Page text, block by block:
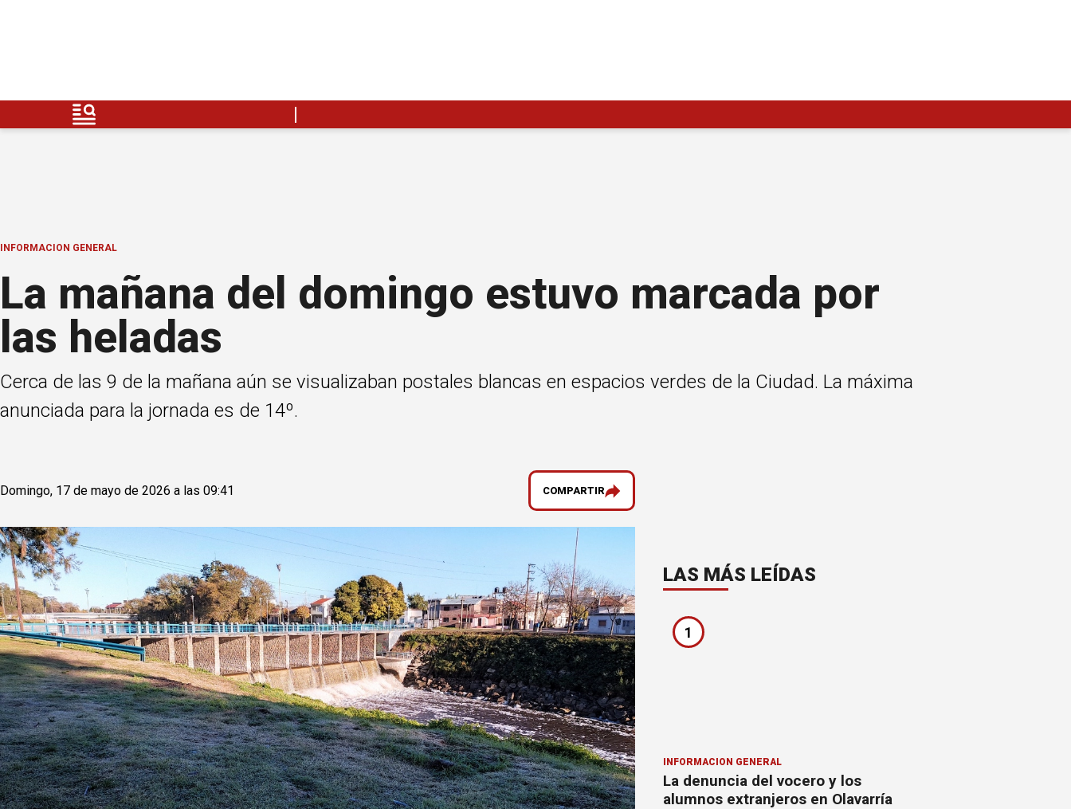
INFORMACION GENERAL
La mañana del domingo estuvo marcada por
las heladas
Cerca de las 9 de la mañana aún se visualizaban postales blancas en espacios verdes de la Ciudad. La máxima
anunciada para la jornada es de 14º.
Domingo, 17 de mayo de 2026 a las 09:41 COMPARTIR
LAS MÁS LEÍDAS
1
INFORMACION GENERAL
La denuncia del vocero y los
alumnos extranjeros en Olavarría